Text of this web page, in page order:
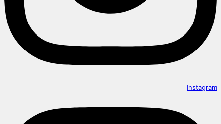
Instagram